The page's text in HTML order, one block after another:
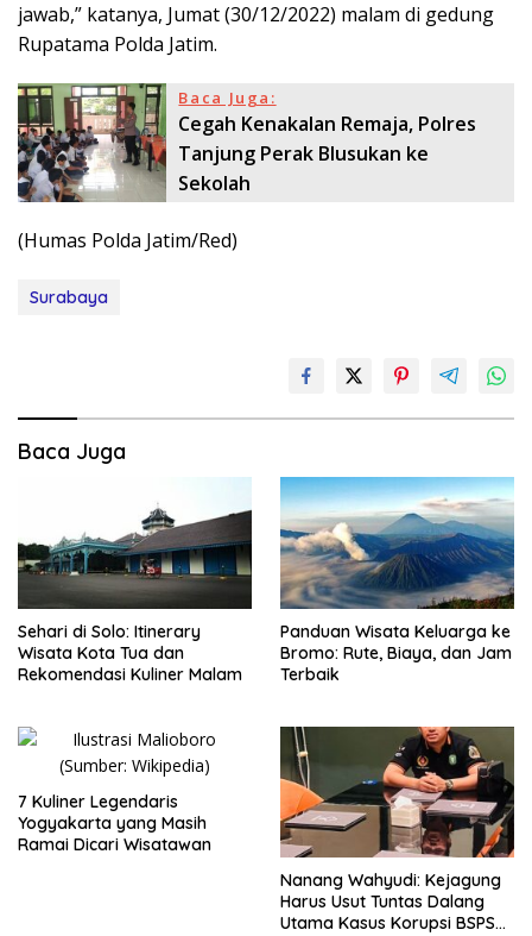
jawab,” katanya, Jumat (30/12/2022) malam di gedung
Rupatama Polda Jatim.
Baca Juga:
Cegah Kenakalan Remaja, Polres
Tanjung Perak Blusukan ke
Sekolah
(Humas Polda Jatim/Red)
Surabaya
Baca Juga
Sehari di Solo: Itinerary
Wisata Kota Tua dan
Rekomendasi Kuliner Malam
Panduan Wisata Keluarga ke
Bromo: Rute, Biaya, dan Jam
Terbaik
7 Kuliner Legendaris
Yogyakarta yang Masih
Ramai Dicari Wisatawan
Nanang Wahyudi: Kejagung
Harus Usut Tuntas Dalang
Utama Kasus Korupsi BSPS